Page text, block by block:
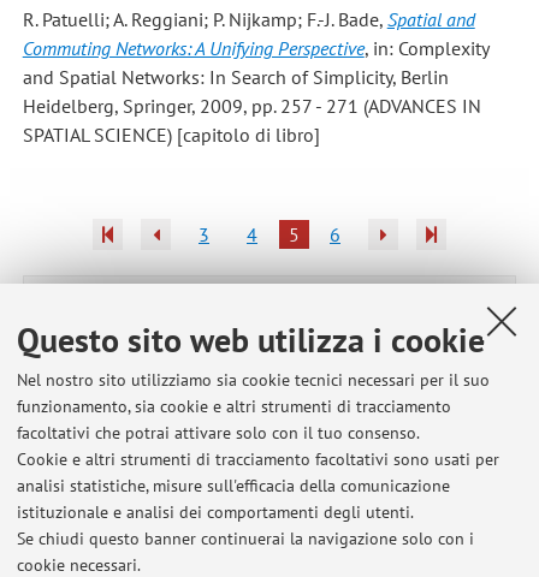
Questo sito web utilizza i cookie
Nel nostro sito utilizziamo sia cookie tecnici necessari per il suo
funzionamento, sia cookie e altri strumenti di tracciamento
facoltativi che potrai attivare solo con il tuo consenso.
Cookie e altri strumenti di tracciamento facoltativi sono usati per
analisi statistiche, misure sull'efficacia della comunicazione
istituzionale e analisi dei comportamenti degli utenti.
Se chiudi questo banner continuerai la navigazione solo con i
cookie necessari.
R. Patuelli; A. Reggiani; P. Nijkamp; F.-J. Bade, Spatial and
Commuting Networks: A Unifying Perspective, in: Complexity
and Spatial Networks: In Search of Simplicity, Berlin
Heidelberg, Springer, 2009, pp. 257 - 271 (ADVANCES IN
SPATIAL SCIENCE) [capitolo di libro]
3 4 5 6
Ultimi avvisi
Programma svolto nel corso di Politica economica e dell'ambiente -
Modulo I (2025/26)
Pubblicato il: 19 dicembre 2025
Final programme for the course "Regional and transport economics"